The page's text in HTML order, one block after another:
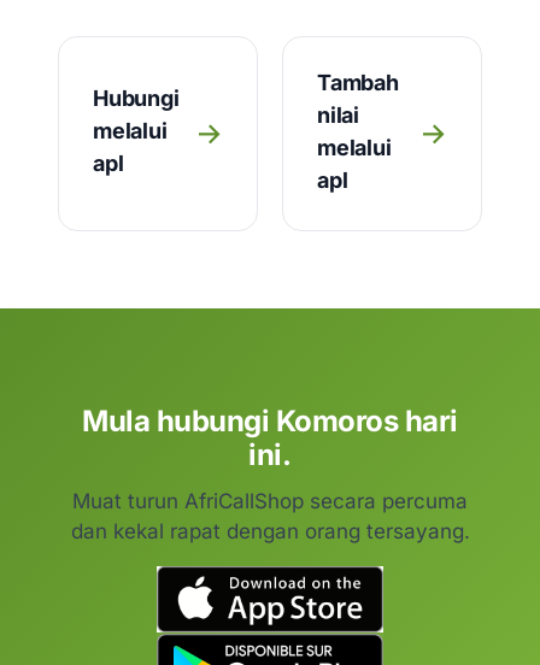
Hubungi
melalui
apl
→
Tambah
nilai
melalui
apl
→
Mula hubungi Komoros hari
ini.
Muat turun AfriCallShop secara percuma
dan kekal rapat dengan orang tersayang.